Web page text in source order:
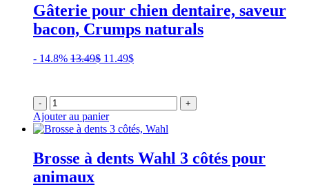
Gâterie pour chien dentaire, saveur
bacon, Crumps naturals
- 14.8% 13.49$ Le
était :
13.49$.
11.49$Le
est :
11.49$.
- +
Ajouter au panier
Brosse à dents Wahl 3 côtés pour
animaux